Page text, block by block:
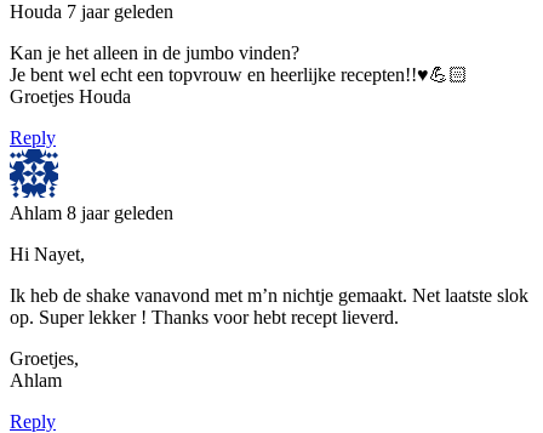
Houda 7 jaar geleden
Kan je het alleen in de jumbo vinden?
Je bent wel echt een topvrouw en heerlijke recepten!!♥️💪🏻
Groetjes Houda
Reply
Ahlam 8 jaar geleden
Hi Nayet,
Ik heb de shake vanavond met m’n nichtje gemaakt. Net laatste slok
op. Super lekker ! Thanks voor hebt recept lieverd.
Groetjes,
Ahlam
Reply